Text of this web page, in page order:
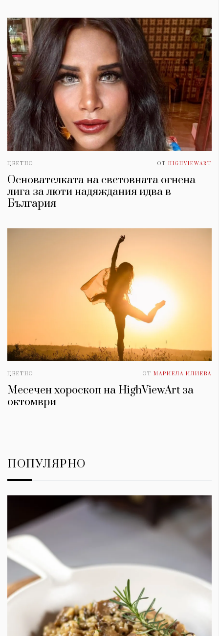
ЦВЕТНО ОТ HIGHVIEWART
Основателката на световната огнена
лига за люти надяждания идва в
България
ЦВЕТНО ОТ МАРИЕЛА ИЛИЕВА
Месечен хороскоп на HighViewArt за
oктомври
ПОПУЛЯРНО